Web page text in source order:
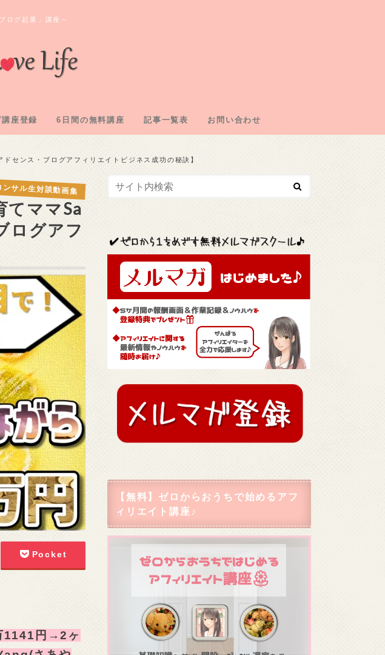
ログ起業」講座～
座登録 6日間の無料講座 記事一覧表 お問い合わせ
センス・ブログアフィリエイトビジネス成功の秘訣】
サル生対談動画集
てママSa
ログアフ
Pocket
1141円→2ヶ
【無料】ゼロからおうちで始めるアフ
ィリエイト講座♪